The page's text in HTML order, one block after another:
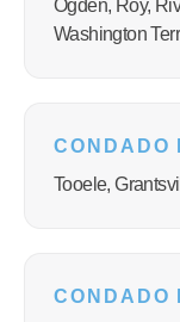
Ogden, Roy,
Washington
CONDADO
Tooele,
CONDADO